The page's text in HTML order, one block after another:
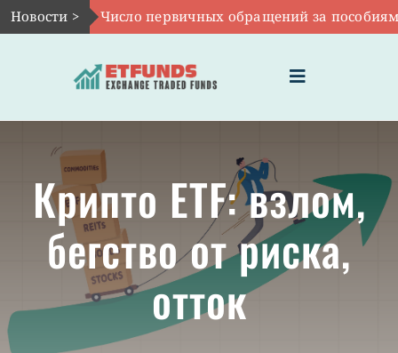
Skip
to
Новости >
Авг 6: Число первичных обращений за пособиями
Toggle
Navigation
ГЛАВНАЯ
ЧТО ТАКОЕ ETF
ИНВЕСТИЦИИ В ETF
ТЕМАТИЧЕСКИЕ ETF
Крипто ETF: взлом,
бегство от риска,
отток